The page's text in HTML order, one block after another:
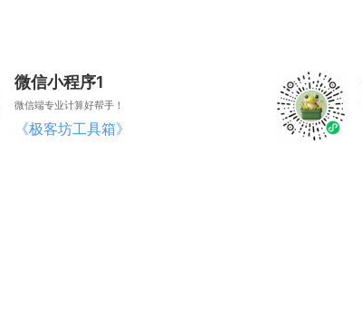
微信小程序1
微信端专业计算好帮手！
《极客坊工具箱》